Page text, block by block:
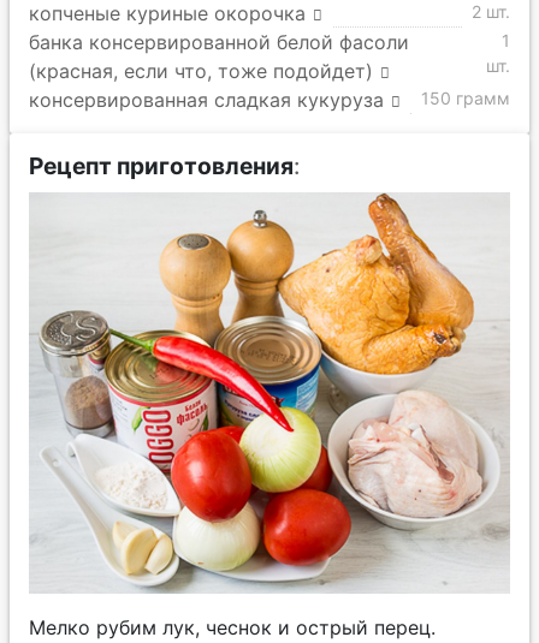
копченые куриные окорочка
2 шт.
банка консервированной белой фасоли
(красная, если что, тоже подойдет)
1
шт.
консервированная сладкая кукуруза 150 грамм
Рецепт приготовления:
Мелко рубим лук, чеснок и острый перец.